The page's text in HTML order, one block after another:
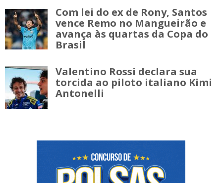
Com lei do ex de Rony, Santos
vence Remo no Mangueirão e
avança às quartas da Copa do
Brasil
Valentino Rossi declara sua
torcida ao piloto italiano Kimi
Antonelli